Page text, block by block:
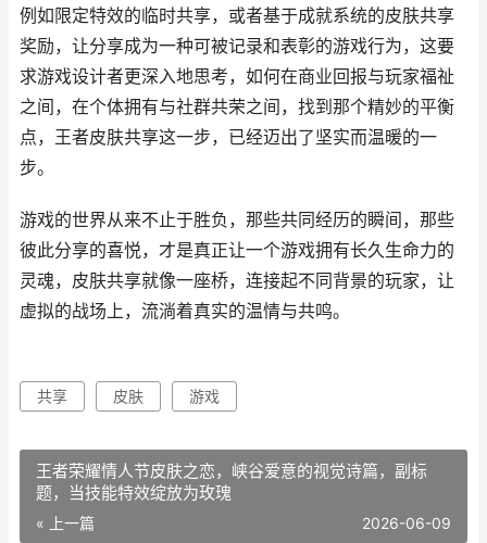
例如限定特效的临时共享，或者基于成就系统的皮肤共享
奖励，让分享成为一种可被记录和表彰的游戏行为，这要
求游戏设计者更深入地思考，如何在商业回报与玩家福祉
之间，在个体拥有与社群共荣之间，找到那个精妙的平衡
点，王者皮肤共享这一步，已经迈出了坚实而温暖的一
步。
游戏的世界从来不止于胜负，那些共同经历的瞬间，那些
彼此分享的喜悦，才是真正让一个游戏拥有长久生命力的
灵魂，皮肤共享就像一座桥，连接起不同背景的玩家，让
虚拟的战场上，流淌着真实的温情与共鸣。
共享 皮肤 游戏
王者荣耀情人节皮肤之恋，峡谷爱意的视觉诗篇，副标
题，当技能特效绽放为玫瑰
« 上一篇 2026-06-09